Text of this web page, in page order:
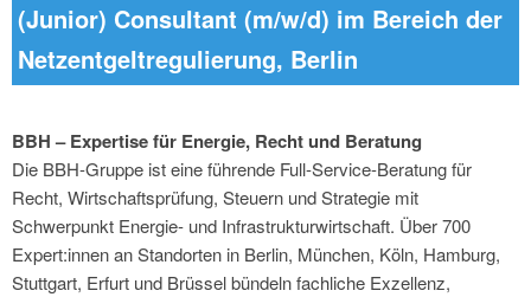
(Junior) Consultant (m/w/d) im Bereich der
Netzentgeltregulierung, Berlin
BBH – Expertise für Energie, Recht und Beratung
Die BBH-Gruppe ist eine führende Full-Service-Beratung für
Recht, Wirtschaftsprüfung, Steuern und Strategie mit
Schwerpunkt Energie- und Infrastrukturwirtschaft. Über 700
Expert:innen an Standorten in Berlin, München, Köln, Hamburg,
Stuttgart, Erfurt und Brüssel bündeln fachliche Exzellenz,